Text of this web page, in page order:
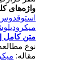
واژه‌های
استوقدوس،
متن کامل[PDF 645 kb]
نوع مطالعه:
مقاله: